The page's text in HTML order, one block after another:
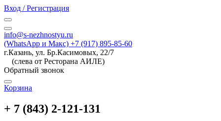
Вход / Регистрация
info@s-nezhnostyu.ru
(WhatsApp и Макс) +7 (917) 895-85-60
г.Казань, ул. Бр.Касимовых, 22/7
(слева от Ресторана АИЛЕ)
Обратный звонок
Корзина
+ 7 (843) 2-121-131